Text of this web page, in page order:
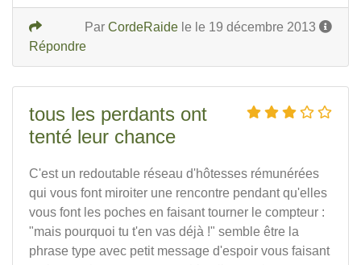
Par CordeRaide le le 19 décembre 2013
Répondre
tous les perdants ont
tenté leur chance
C'est un redoutable réseau d'hôtesses rémunérées
qui vous font miroiter une rencontre pendant qu'elles
vous font les poches en faisant tourner le compteur :
"mais pourquoi tu t'en vas déjà !" semble être la
phrase type avec petit message d'espoir vous faisant